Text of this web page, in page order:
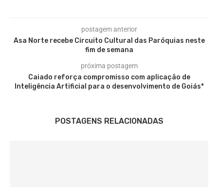
postagem anterior
Asa Norte recebe Circuito Cultural das Paróquias neste
fim de semana
próxima postagem
Caiado reforça compromisso com aplicação de
Inteligência Artificial para o desenvolvimento de Goiás*
POSTAGENS RELACIONADAS